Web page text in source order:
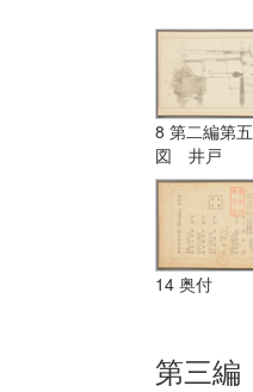
8 第二編第五
図 井戸
14 奥付
第三編